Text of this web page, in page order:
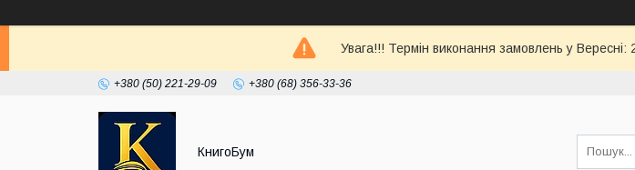
Увага!!! Термін виконання замовлень у
+380 (50) 221-29-09 +380 (68) 356-33-36
КнигоБум